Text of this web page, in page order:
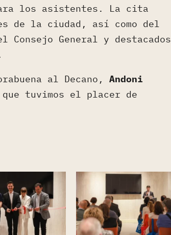
los asistentes. La cita
de la ciudad, así como del
General y destacados
al Decano, Andoni
tuvimos el placer de